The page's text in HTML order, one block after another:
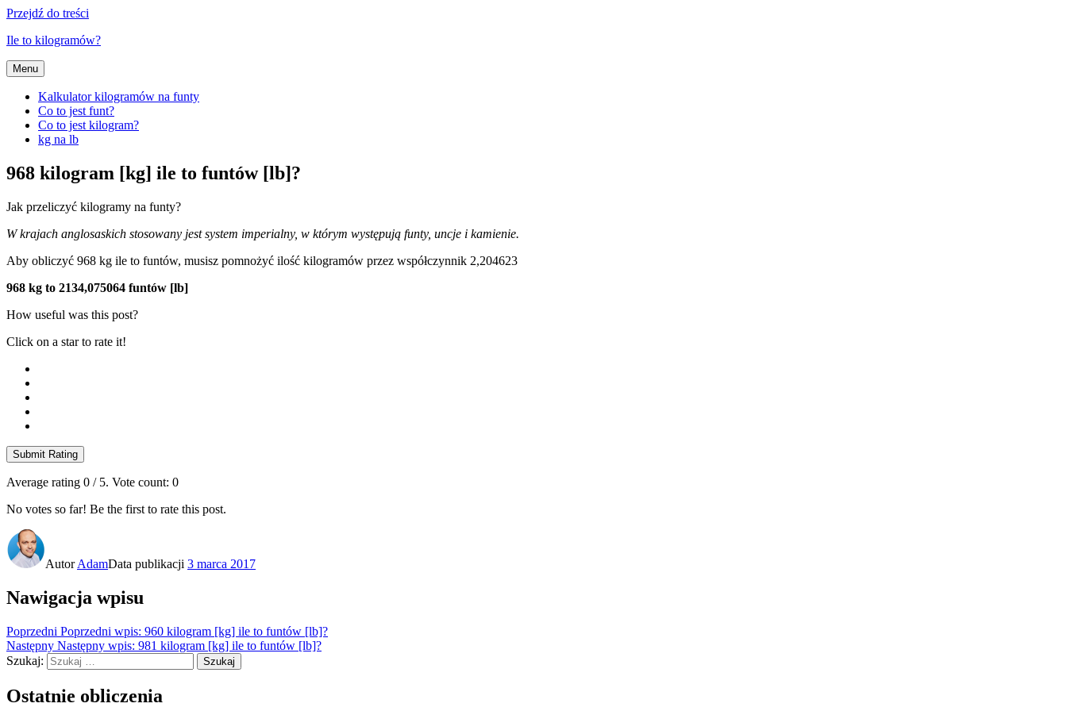
Przejdź do treści
Ile to kilogramów?
Menu
Kalkulator kilogramów na funty
Co to jest funt?
Co to jest kilogram?
kg na lb
968 kilogram [kg] ile to funtów [lb]?
Jak przeliczyć kilogramy na funty?
W krajach anglosaskich stosowany jest system imperialny, w którym występują funty, uncje i kamienie.
Aby obliczyć 968 kg ile to funtów, musisz pomnożyć ilość kilogramów przez współczynnik 2,204623
968 kg to 2134,075064 funtów [lb]
How useful was this post?
Click on a star to rate it!
Submit Rating
Average rating 0 / 5. Vote count: 0
No votes so far! Be the first to rate this post.
AutorAdamData publikacji 3 marca 2017
Nawigacja wpisu
Poprzedni Poprzedni wpis: 960 kilogram [kg] ile to funtów [lb]?
Następny Następny wpis: 981 kilogram [kg] ile to funtów [lb]?
Szukaj:
Szukaj
Ostatnie obliczenia